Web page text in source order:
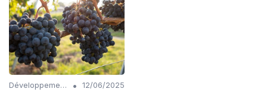
Développement Durable •
12/06/2025